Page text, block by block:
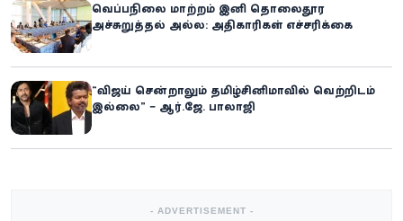
வெப்பநிலை மாற்றம் இனி தொலைதூர
அச்சுறுத்தல் அல்ல: அதிகாரிகள் எச்சரிக்கை
“விஜய் சென்றாலும் தமிழ்சினிமாவில் வெற்றிடம்
இல்லை” – ஆர்.ஜே. பாலாஜி
- ADVERTISEMENT -